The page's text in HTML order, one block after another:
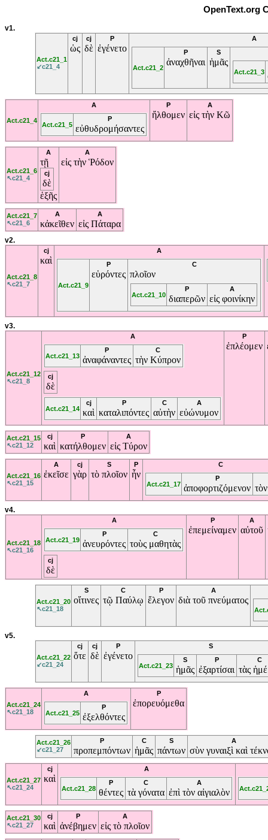
OpenText.org
v1.
Act.c21_1
↙c21_4
cj
ὡς
cj
δὲ
P
ἐγένετο
A
Act.c21_2
P
ἀναχθῆναι
S
ἡμᾶς
Act.c21_3
Act.c21_4
A
Act.c21_5
P
εὐθυδρομήσαντες
P
ἤλθομεν
A
εἰς τὴν Κῶ
Act.c21_6
↖c21_4
A
τῇ
cj
δὲ
ἑξῆς
A
εἰς τὴν Ῥόδον
Act.c21_7
↖c21_6
A
κἀκεῖθεν
A
εἰς Πάταρα
v2.
Act.c21_8
↖c21_7
cj
καὶ
A
Act.c21_9
P
εὑρόντες
C
πλοῖον
Act.c21_10
P
διαπερῶν
A
εἰς φοινίκην
v3.
Act.c21_12
↖c21_8
A
Act.c21_13
P
ἀναφάναντες
C
τὴν Κύπρον
cj
δὲ
Act.c21_14
cj
καὶ
P
καταλιπόντες
C
αὐτὴν
A
εὐώνυμον
P
ἐπλέομεν
Act.c21_15
↖c21_12
cj
καὶ
P
κατήλθομεν
A
εἰς Τύρον
Act.c21_16
↖c21_15
A
ἐκεῖσε
cj
γὰρ
S
τὸ πλοῖον
P
ἦν
C
Act.c21_17
P
ἀποφορτιζόμενον
v4.
Act.c21_18
↖c21_16
A
Act.c21_19
P
ἀνευρόντες
C
τοὺς μαθητὰς
cj
δὲ
P
ἐπεμείναμεν
A
αὐτοῦ
Act.c21_20
↖c21_18
S
οἵτινες
C
τῷ Παύλῳ
P
ἔλεγον
A
διὰ τοῦ πνεύματος
v5.
Act.c21_22
↙c21_24
cj
ὅτε
cj
δὲ
P
ἐγένετο
S
Act.c21_23
S
ἡμᾶς
P
ἐξαρτίσαι
C
τὰς
Act.c21_24
↖c21_18
A
Act.c21_25
P
ἐξελθόντες
P
ἐπορευόμεθα
Act.c21_26
↙c21_27
P
προπεμπόντων
C
ἡμᾶς
S
πάντων
A
σὺν γυναιξὶ καὶ
Act.c21_27
↖c21_24
cj
καὶ
A
Act.c21_28
P
θέντες
C
τὰ γόνατα
A
ἐπὶ τὸν αἰγιαλὸν
Act.c21_30
↖c21_27
cj
καὶ
P
ἀνέβημεν
A
εἰς τὸ πλοῖον